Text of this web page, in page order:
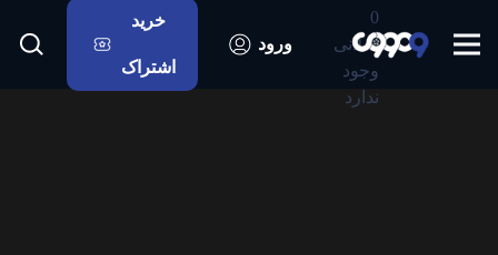
0
اعلانی
وجود
ندارد
ورود
خرید
اشتراک